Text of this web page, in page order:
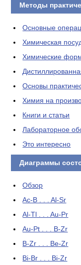
Методы
Основные
Химическая
Химические
Основы
Химия на
Книги и статьи
Лабораторное
Это интересно
Диаграммы
Обзор
Ac-B . . . Al-Sr
Al-Tl . . . Au-Pr
Au-Pt . . . B-Zr
B-Zr . . . Be-Zr
Bi-Br . . . Bi-Zr